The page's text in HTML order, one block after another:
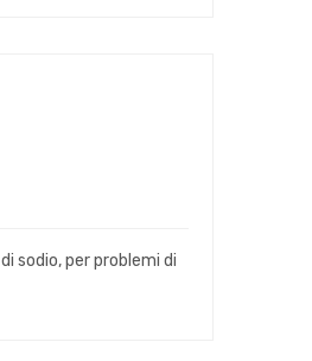
sodio, per problemi di